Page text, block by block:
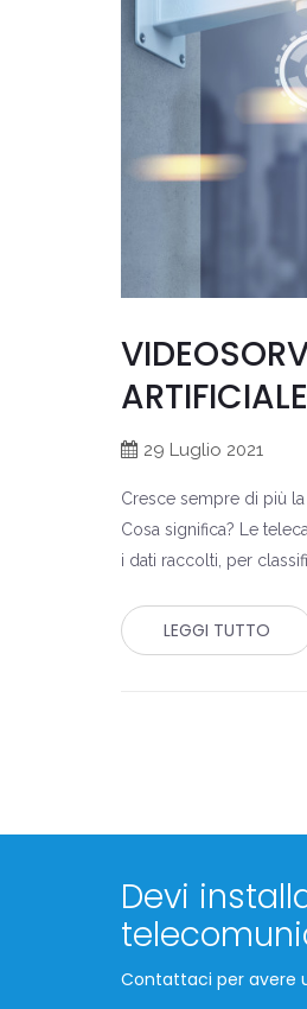
29 Luglio 2021
Cresce sempre di più
Cosa significa? Le
i dati raccolti, per
LEGGI TUTTO
Devi
Contattaci per avere